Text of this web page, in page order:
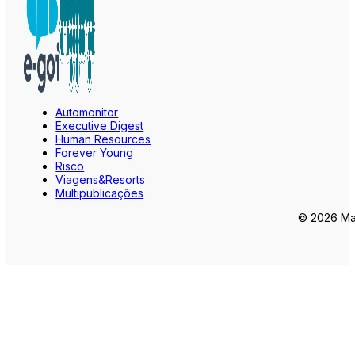
Automonitor
Executive Digest
Human Resources
Forever Young
Risco
Viagens&Resorts
Multipublicações
© 2026